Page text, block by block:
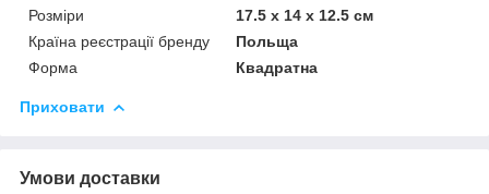
Розміри
17.5 x 14 x 12.5 см
Країна реєстрації бренду
Польща
Форма
Квадратна
Приховати
Умови доставки